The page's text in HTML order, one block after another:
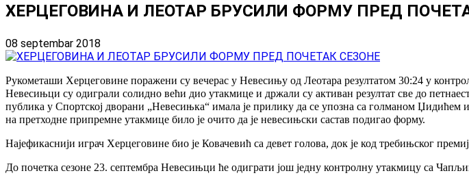
ХЕРЦЕГОВИНА И ЛЕОТАР БРУСИЛИ ФОРМУ ПРЕД
08 septembar 2018
Рукометаши Херцеговине поражени су вечерас у Невесињу од Леотара резултатом 30:24 у
Невесињци су одиграли солидно већи дио утакмице и држали су активан резултат све до
публика у Спортској дворани „Невесињка“ имала је прилику да се упозна са голманом
на претходне припремне утакмице било је очито да је невесињски састав подигао форму.
Најефикаснији играч Херцеговине био је Ковачевић са девет голова, док је код требињског
До почетка сезоне 23. септембра Невесињци ће одиграти још једну контролну утакмицу са